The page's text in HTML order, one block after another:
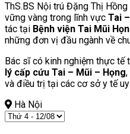
ThS.BS Nội trú Đặng Thị
vững vàng trong lĩnh vực Tai
tác tại Bệnh viện Tai Mũi
những đơn vị đầu ngành về
Bác sĩ có kinh nghiệm thực tế
lý cấp cứu Tai – Mũi – Họng
và điều trị tại các cơ sở y tế
Hà Nội